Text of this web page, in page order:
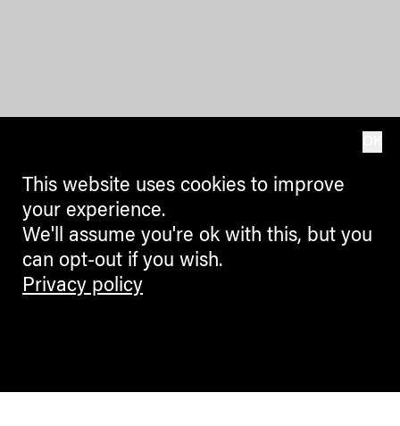
This website uses cookies to improve
your experience.
We'll assume you're ok with this, but you
can opt-out if you wish.
Privacy policy